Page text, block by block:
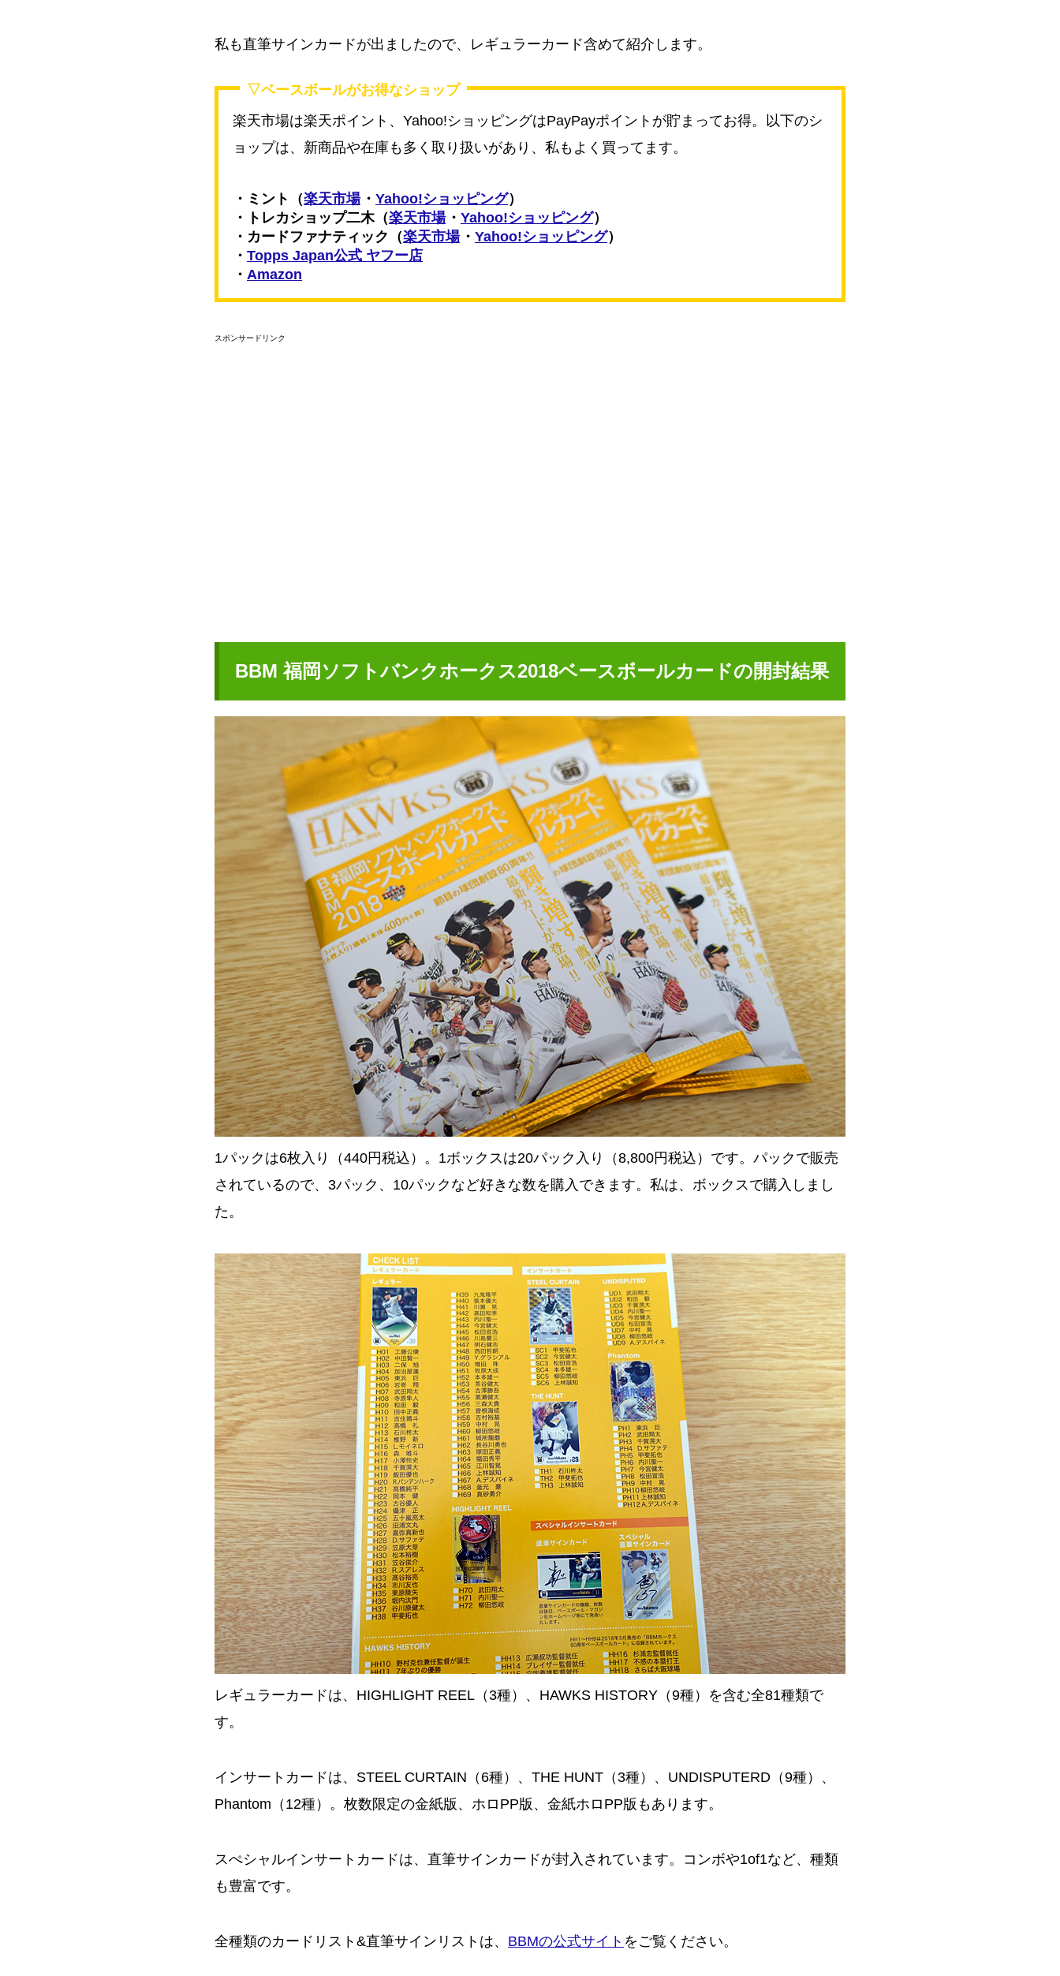
私も直筆サインカードが出ましたので、レギュラーカード含めて紹介します。
▽ベースボールがお得なショップ
楽天市場は楽天ポイント、Yahoo!ショッピングはPayPayポイントが貯まってお得。以下のシ
ョップは、新商品や在庫も多く取り扱いがあり、私もよく買ってます。
・ミント（楽天市場 ・ Yahoo!ショッピング）
・トレカショップ二木（楽天市場 ・ Yahoo!ショッピング）
・カードファナティック（楽天市場 ・ Yahoo!ショッピング）
・ Topps Japan公式 ヤフー店
・ Amazon
スポンサードリンク
BBM 福岡ソフトバンクホークス2018ベースボールカードの開封結果
1パックは6枚入り（440円税込）。1ボックスは20パック入り（8,800円税込）です。パックで販売
されているので、3パック、10パックなど好きな数を購入できます。私は、ボックスで購入しまし
た。
レギュラーカードは、HIGHLIGHT REEL（3種）、HAWKS HISTORY（9種）を含む全81種類で
す。
インサートカードは、STEEL CURTAIN（6種）、THE HUNT（3種）、UNDISPUTERD（9種）、
Phantom（12種）。枚数限定の金紙版、ホロPP版、金紙ホロPP版もあります。
スぺシャルインサートカードは、直筆サインカードが封入されています。コンボや1of1など、種類
も豊富です。
全種類のカードリスト&直筆サインリストは、 BBMの公式サイト をご覧ください。